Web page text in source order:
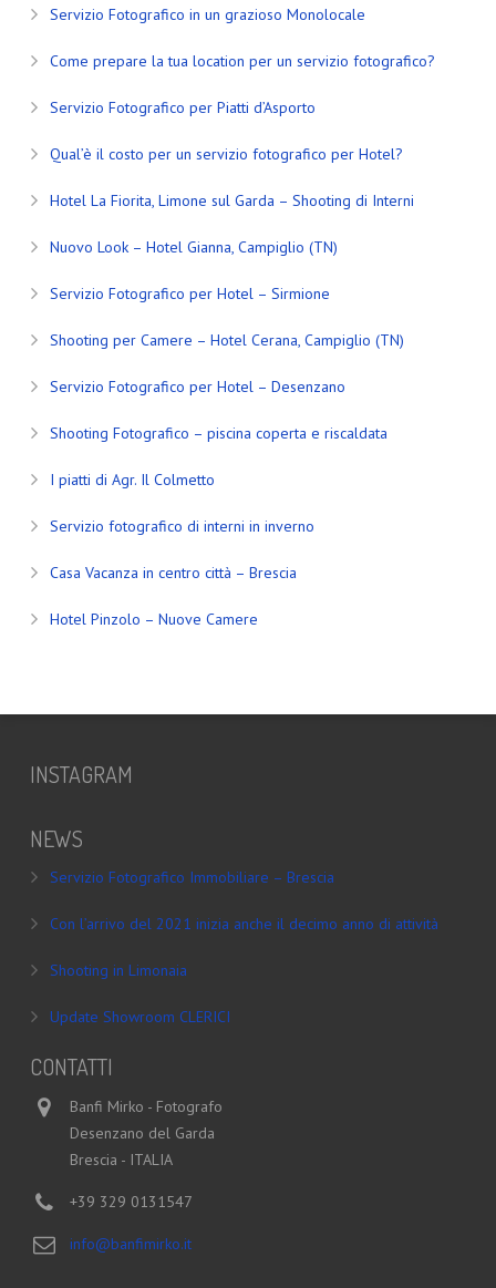
Servizio Fotografico in un grazioso Monolocale
Come prepare la tua location per un servizio fotografico?
Servizio Fotografico per Piatti d’Asporto
Qual’è il costo per un servizio fotografico per Hotel?
Hotel La Fiorita, Limone sul Garda – Shooting di Interni
Nuovo Look – Hotel Gianna, Campiglio (TN)
Servizio Fotografico per Hotel – Sirmione
Shooting per Camere – Hotel Cerana, Campiglio (TN)
Servizio Fotografico per Hotel – Desenzano
Shooting Fotografico – piscina coperta e riscaldata
I piatti di Agr. Il Colmetto
Servizio fotografico di interni in inverno
Casa Vacanza in centro città – Brescia
Hotel Pinzolo – Nuove Camere
INSTAGRAM
NEWS
Servizio Fotografico Immobiliare – Brescia
Con l’arrivo del 2021 inizia anche il decimo anno di attività
Shooting in Limonaia
Update Showroom CLERICI
CONTATTI
Banfi Mirko - Fotografo
Desenzano del Garda
Brescia - ITALIA
+39 329 0131547
info@banfimirko.it